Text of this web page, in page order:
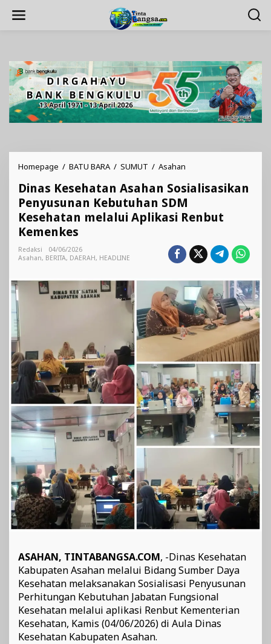
Homepage / BATU BARA / SUMUT / Asahan
Asahan
Sosialisasikan
Penyusunan
Kebutuhan
melalui
Aplikasi
Kemenkes
Dinas Kesehatan Asahan Sosialisasikan
Penyusunan Kebutuhan SDM
Kesehatan melalui Aplikasi Renbut
Kemenkes
Redaksi
04/06/2026
Asahan, BERITA, DAERAH, HEADLINE
ASAHAN, TINTABANGSA.COM, -Dinas Kesehatan
Kabupaten Asahan melalui Bidang Sumber Daya
Kesehatan melaksanakan Sosialisasi Penyusunan
Perhitungan Kebutuhan Jabatan Fungsional
Kesehatan melalui aplikasi Renbut Kementerian
Kesehatan, Kamis (04/06/2026) di Aula Dinas
Kesehatan Kabupaten Asahan.